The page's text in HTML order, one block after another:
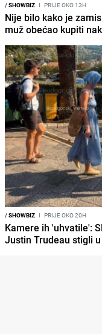
/SHOWBIZ I PRIJE OKO 13H
Nije bilo kako je
muž obećao kupiti
/SHOWBIZ I PRIJE OKO 20H
Kamere ih 'uhvatile':
Justin Trudeau stigli